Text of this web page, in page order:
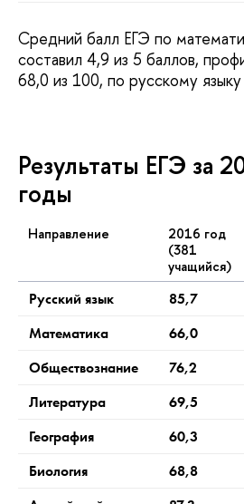
Средний балл ЕГЭ по
составил 4,9 из 5 баллов,
68,0 из 100, по русскому
Результаты ЕГЭ за
годы
Направление
2016 год
(381
учащийся)
Русский язык 85,7
Математика
66,0
Обществознание
76,2
Литература
69,5
География
60,3
Биология
68,8